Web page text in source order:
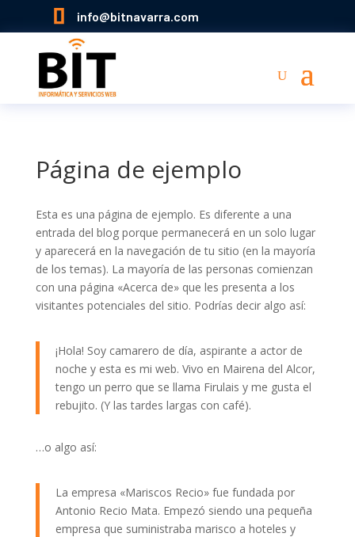
 info@bitnavarra.com
Página de ejemplo
Esta es una página de ejemplo. Es diferente a una
entrada del blog porque permanecerá en un solo lugar
y aparecerá en la navegación de tu sitio (en la mayoría
de los temas). La mayoría de las personas comienzan
con una página «Acerca de» que les presenta a los
visitantes potenciales del sitio. Podrías decir algo así:
¡Hola! Soy camarero de día, aspirante a actor de
noche y esta es mi web. Vivo en Mairena del Alcor,
tengo un perro que se llama Firulais y me gusta el
rebujito. (Y las tardes largas con café).
…o algo así:
La empresa «Mariscos Recio» fue fundada por
Antonio Recio Mata. Empezó siendo una pequeña
empresa que suministraba marisco a hoteles y